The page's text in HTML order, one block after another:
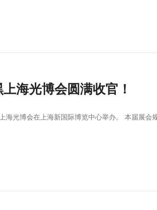
海光博会圆满收官！
海光博会在上海新国际博览中心举办。 本届展会